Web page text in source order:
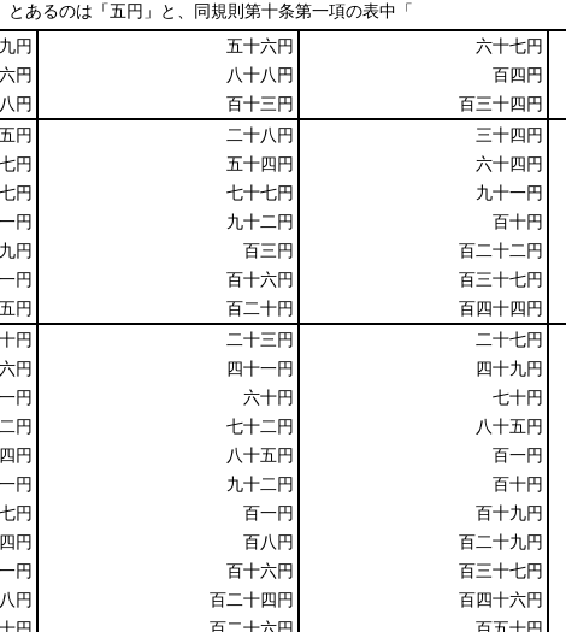
あるのは「五円」と、同規則第十条第一項の表中「
円 五十六円 六十七円
円 八十八円 百四円
円 百十三円 百三十四円
円 二十八円 三十四円
円 五十四円 六十四円
円 七十七円 九十一円
円 九十二円 百十円
円 百三円 百二十二円
円 百十六円 百三十七円
円 百二十円 百四十四円
円 二十三円 二十七円
円 四十一円 四十九円
円 六十円 七十円
円 七十二円 八十五円
円 八十五円 百一円
円 九十二円 百十円
円 百一円 百十九円
円 百八円 百二十九円
円 百十六円 百三十七円
円 百二十四円 百四十六円